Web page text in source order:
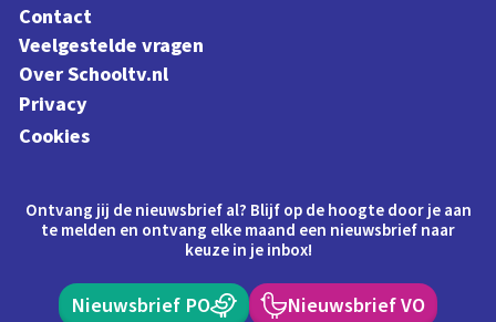
Contact
Veelgestelde vragen
Over Schooltv.nl
Privacy
Cookies
Ontvang jij de nieuwsbrief al? Blijf op de hoogte door je aan
te melden en ontvang elke maand een nieuwsbrief naar
keuze in je inbox!
Nieuwsbrief PO Nieuwsbrief VO